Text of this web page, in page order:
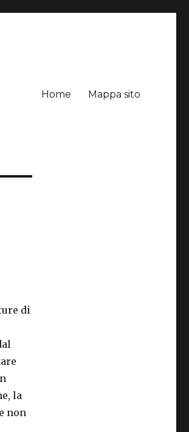
Home Mappa sito
di
la
non